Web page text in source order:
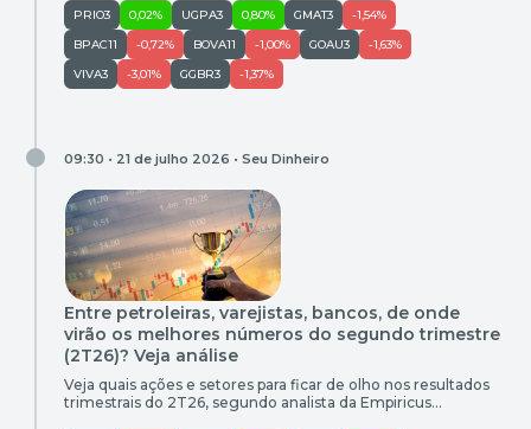
PRIO3 0,02% UGPA3 0,80% GMAT3
-1,54%
BPAC11
-0,72% BOVA11 -1,00% GOAU3
-1,63%
VIVA3
-3,01% GGBR3 -1,37%
09:30 • 21 de julho 2026 • Seu Dinheiro
Entre petroleiras, varejistas, bancos, de onde
virão os melhores números do segundo trimestre
(2T26)? Veja análise
Veja quais ações e setores para ficar de olho nos resultados
trimestrais do 2T26, segundo analista da Empiricus